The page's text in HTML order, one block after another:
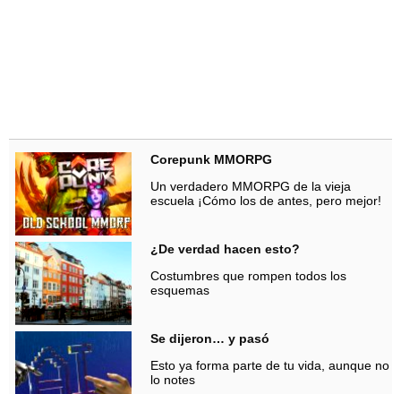
Corepunk MMORPG
Un verdadero MMORPG de la vieja
escuela ¡Cómo los de antes, pero mejor!
¿De verdad hacen esto?
Costumbres que rompen todos los
esquemas
Se dijeron… y pasó
Esto ya forma parte de tu vida, aunque no
lo notes